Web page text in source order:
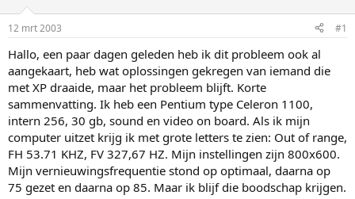
s
t
a
r
t
e
r
m
12 mrt 2003 #1
Hallo, een paar dagen geleden heb ik dit probleem ook al
aangekaart, heb wat oplossingen gekregen van iemand die
met XP draaide, maar het probleem blijft. Korte
sammenvatting. Ik heb een Pentium type Celeron 1100,
intern 256, 30 gb, sound en video on board. Als ik mijn
computer uitzet krijg ik met grote letters te zien: Out of range,
FH 53.71 KHZ, FV 327,67 HZ. Mijn instellingen zijn 800x600.
Mijn vernieuwingsfrequentie stond op optimaal, daarna op
75 gezet en daarna op 85. Maar ik blijf die boodschap krijgen.